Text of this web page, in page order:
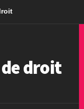
droit